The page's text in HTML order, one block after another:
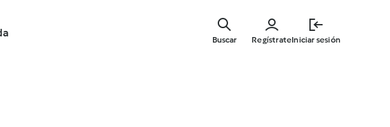
RegístrateIniciar sesión
Buscar